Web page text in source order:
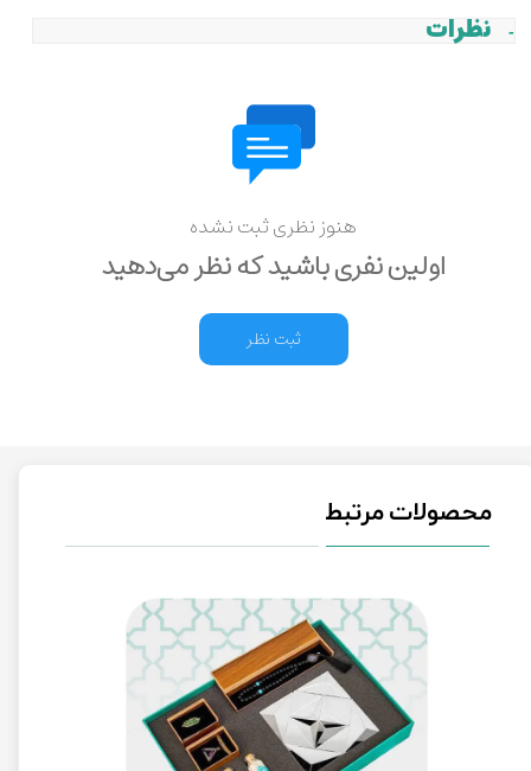
نظرات
هنوز نظری ثبت نشده
اولین نفری باشید که نظر می‌دهید
ثبت نظر
محصولات مرتبط